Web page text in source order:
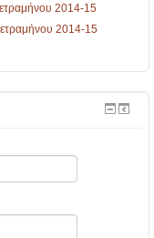
2014-15
2014-15